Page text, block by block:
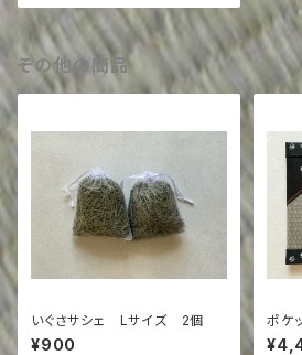
その他の商品
いぐさサシェ Lサイズ 2個
¥900
ポケ